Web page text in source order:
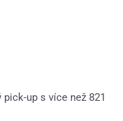
up s více než 821